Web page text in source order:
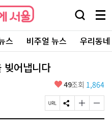
검
창
열
기
메
뉴
전
체
보
스 비주얼 뉴스 우리동
빚어냅니다
좋
요
49조회 1,864
페
이
S
N
글
자
글
자